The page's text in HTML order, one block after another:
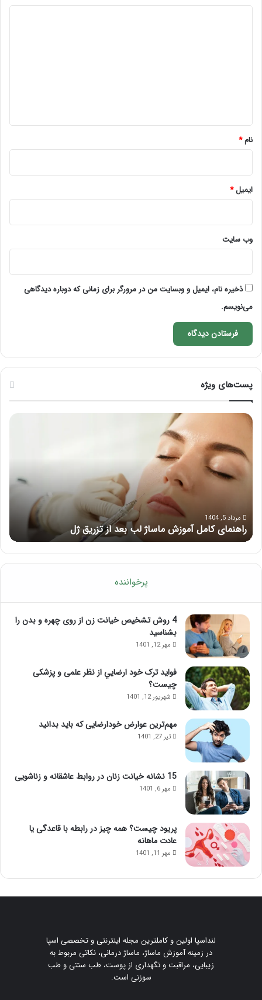
نام*
ایمیل*
وب‌ سایت
ذخیره نام، ایمیل و وبسایت من در مرورگر برای زمانی که دوباره دیدگاهی
می‌نویسم.
پست‌های ویژه
فرق
ماساژور
چیست؟
مرداد 1, 1404
فرق ماسور با ماساژور چیست؟
پرخواننده
4 روش تشخیص خیانت زن از روی چهره و بدن را
بشناسید
مهر 12, 1401
فواید ترک خود ارضايي از نظر علمی و پزشکی
چیست؟
شهریور 12, 1401
مهم‌ترین عوارض خودارضایی که باید بدانید
تیر 27, 1401
15 نشانه خیانت زنان در روابط عاشقانه و زناشویی
مهر 6, 1401
پریود چیست؟ همه چیز در رابطه با قاعدگی یا
عادت ماهانه
مهر 11, 1401
لنداسپا اولین و کاملترین مجله اینترنتی و تخصصی اسپا
در زمینه آموزش ماساژ، ماساژ درمانی، نکاتی مربوط به
زیبایی، مراقبت و نگهداری از پوست، طب سنتی و طب
سوزنی است.